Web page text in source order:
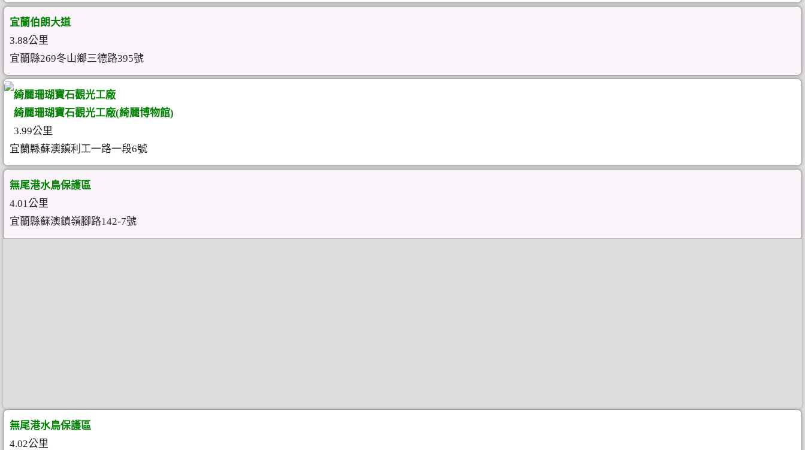
宜蘭伯朗大道
3.88公里
宜蘭縣269冬山鄉三德路395號
綺麗珊瑚寶石觀光工廠
綺麗珊瑚寶石觀光工廠(綺麗博物館)
3.99公里
宜蘭縣蘇澳鎮利工一路一段6號
無尾港水鳥保護區
4.01公里
宜蘭縣蘇澳鎮嶺腳路142-7號
無尾港水鳥保護區
4.02公里